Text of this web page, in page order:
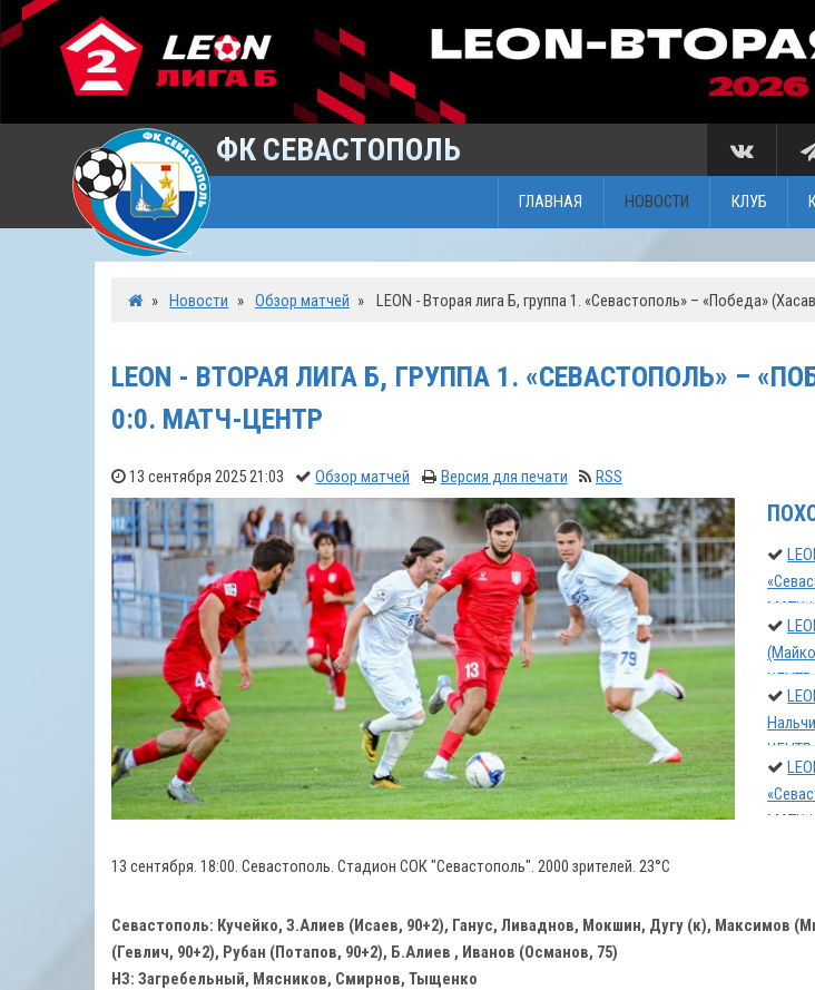
ФК СЕВАСТОПОЛЬ
ГЛАВНАЯ НОВОСТИ КЛУБ
» Новости » Обзор матчей » LEON - Вторая лига Б, группа 1. «Севастополь» – «Победа»
LEON - ВТОРАЯ ЛИГА Б, ГРУППА 1. «СЕВАСТОПОЛЬ» –
0:0. МАТЧ-ЦЕНТР
13 сентября 2025 21:03 Обзор матчей Версия для печати RSS
МАТЧ-
ЦЕНТР
ЦЕНТР
МАТЧ-
13 сентября. 18:00. Севастополь. Стадион СОК "Севастополь". 2000 зрителей. 23°C
Севастополь: Кучейко, З.Алиев (Исаев, 90+2), Ганус, Ливаднов, Мокшин, Дугу (к), Максимов
(Гевлич, 90+2), Рубан (Потапов, 90+2), Б.Алиев , Иванов (Османов, 75)
НЗ: Загребельный, Мясников, Смирнов, Тыщенко